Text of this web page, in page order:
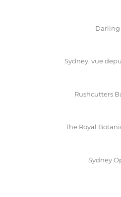
Sydney, vue
Rushcutters
The Royal
Sydney